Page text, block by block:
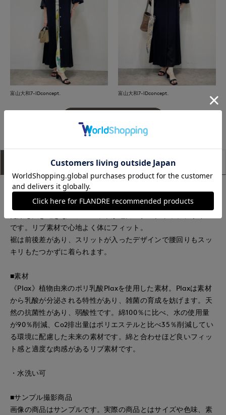
富山大和7-IDconcept. 富山大和7-IDconcept.
アイテム説明 サイズ詳細 購入レビュー
■デザイン
インナーとして程よい襟ぐりのバランスに優れ、一枚で着用し
です。リブ素材で心地よく体にフィット。
裾は前後差があり、スリットが入ったデザインで腰回りもスッ
キリもたつかずに着られます。
■素材
《Plax》植物由来のポリ乳酸Plaxを使用した素材。Plaxは素材
から乳酸が分泌される特性があり、雑菌の育成を妨げます。天
然の抗菌性があり、弱酸性です。綿100％に比べ、水の使用量
が90％削減、Co2排出量はポリエステルと比べ35％削減してい
る環境に配慮した未来の素材です。綿と合わせほど良いフィッ
ト感と適度な肉感があるリブ素材です。
・水洗い可
■サンプル撮影商品
画像の商品はサンプルです。実際の商品とはサイズや色味、素